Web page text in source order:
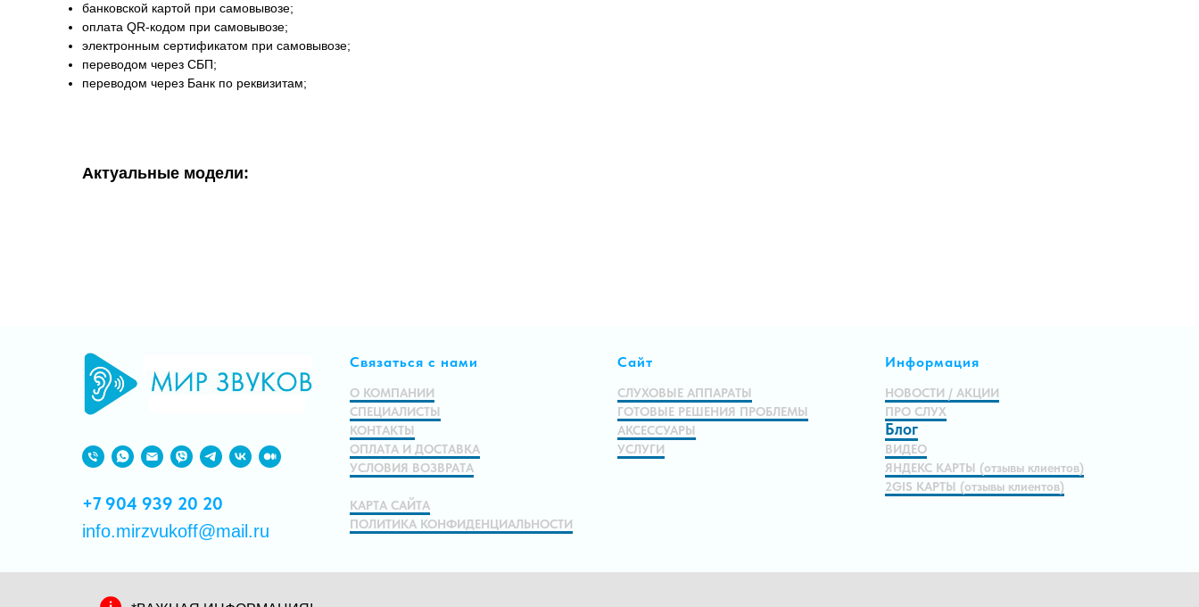
банковской картой при самовывозе;
оплата QR-кодом при самовывозе;
электронным сертификатом при самовывозе;
переводом через СБП;
переводом через Банк по реквизитам;
Актуальные модели:
+7 904 939 20 20
info.mirzvukoff@mail.ru
Связаться с нами
О КОМПАНИИ
СПЕЦИАЛИСТЫ
КОНТАКТЫ
ОПЛАТА И ДОСТАВКА
УСЛОВИЯ ВОЗВРАТА
КАРТА САЙТА
ПОЛИТИКА КОНФИДЕНЦИАЛЬНОСТИ
Сайт
СЛУХОВЫЕ АППАРАТЫ
ГОТОВЫЕ РЕШЕНИЯ ПРОБЛЕМЫ
АКСЕССУАРЫ
УСЛУГИ
Информация
НОВОСТИ / АКЦИИ
ПРО СЛУХ
Блог
ВИДЕО
ЯНДЕКС КАРТЫ (отзывы клиентов)
2GIS КАРТЫ (отзывы клиентов)